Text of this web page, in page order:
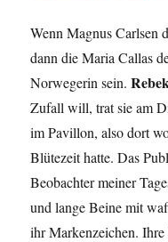
Wenn Magnus Carlsen
dann die Maria Callas
Norwegerin sein.
Zufall will, trat sie am
im Pavillon, also dort
Blütezeit hatte. Das
Beobachter meiner
und lange Beine mit
ihr Markenzeichen.